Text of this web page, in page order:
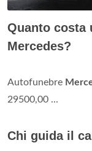
Quanto costa
Mercedes?
Autofunebre
29500,00 ...
Chi guida il